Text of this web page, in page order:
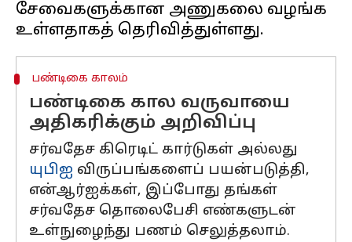
சேவைகளுக்கான அணுகலை வழங்க
பண்டிகை காலம்
பண்டிகை கால வருவாயை
அதிகரிக்கும் அறிவிப்பு
சர்வதேச கிரெடிட் கார்டுகள் அல்லது
யுபிஐ விருப்பங்களைப் பயன்படுத்தி,
என்ஆர்ஐக்கள், இப்போது தங்கள்
சர்வதேச தொலைபேசி எண்களுடன்
உள்நுழைந்து பணம் செலுத்தலாம்.